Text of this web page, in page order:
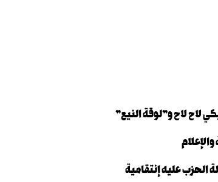
لاح لاح و”لوقة النيع”
عليه إنتقامية